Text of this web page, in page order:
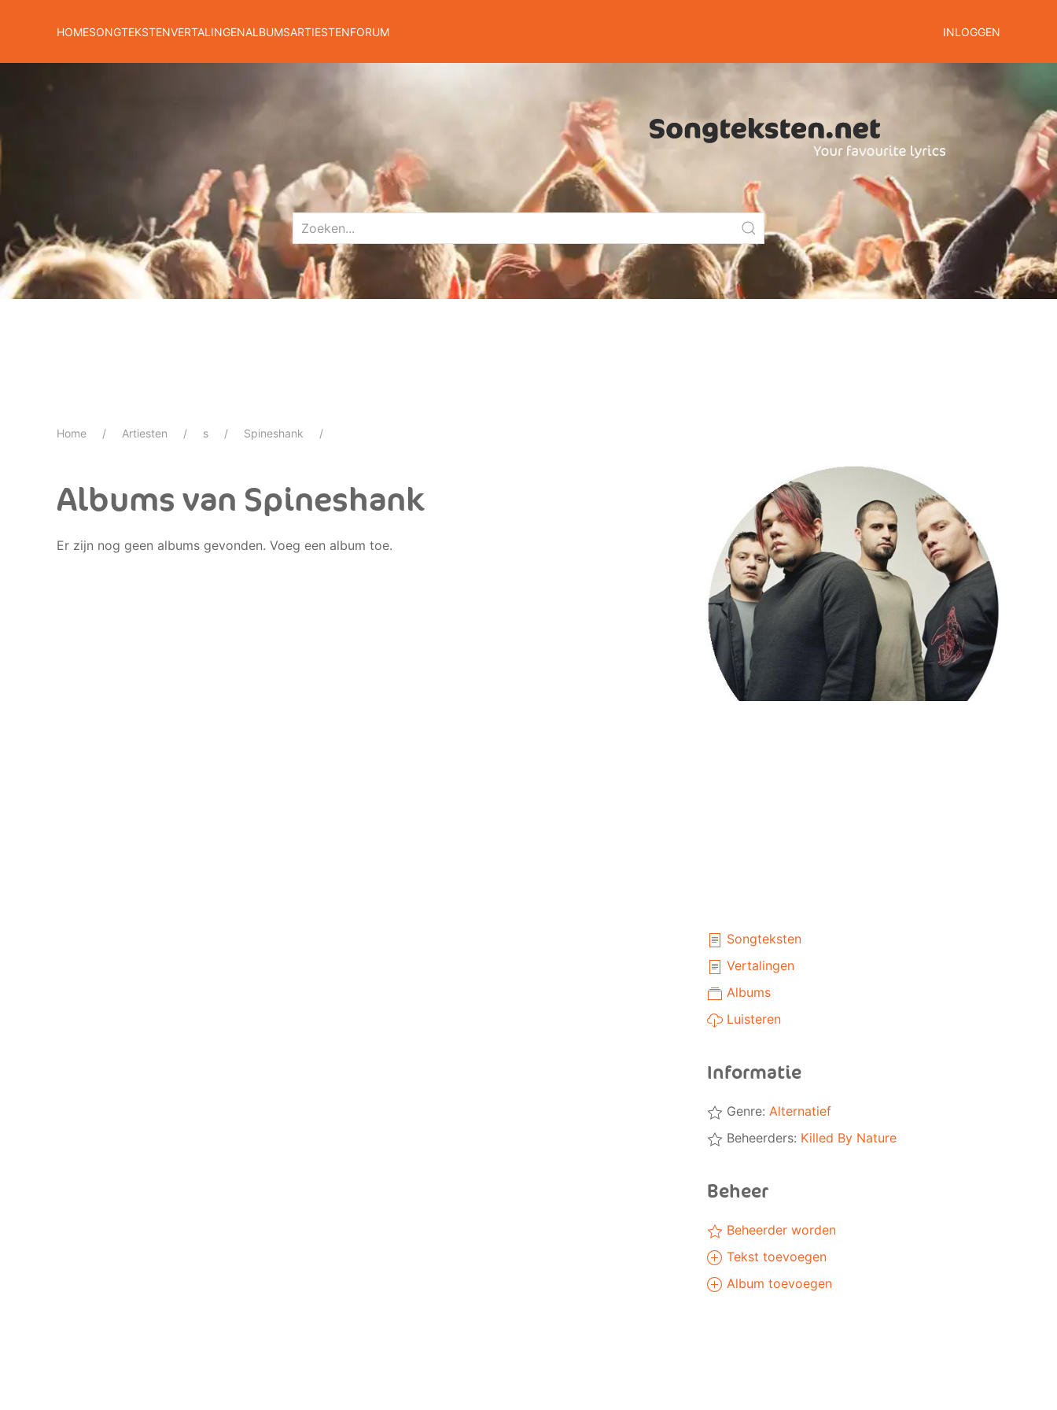
HOMESONGTEKSTENVERTALINGENALBUMSARTIESTENFORUM INLOGGEN
Home Artiesten s Spineshank
Albums van Spineshank
Er zijn nog geen albums gevonden. Voeg een album toe.
Songteksten
Vertalingen
Albums
Luisteren
Informatie
Genre: Alternatief
Beheerders: Killed By Nature
Beheer
Beheerder worden
Tekst toevoegen
Album toevoegen